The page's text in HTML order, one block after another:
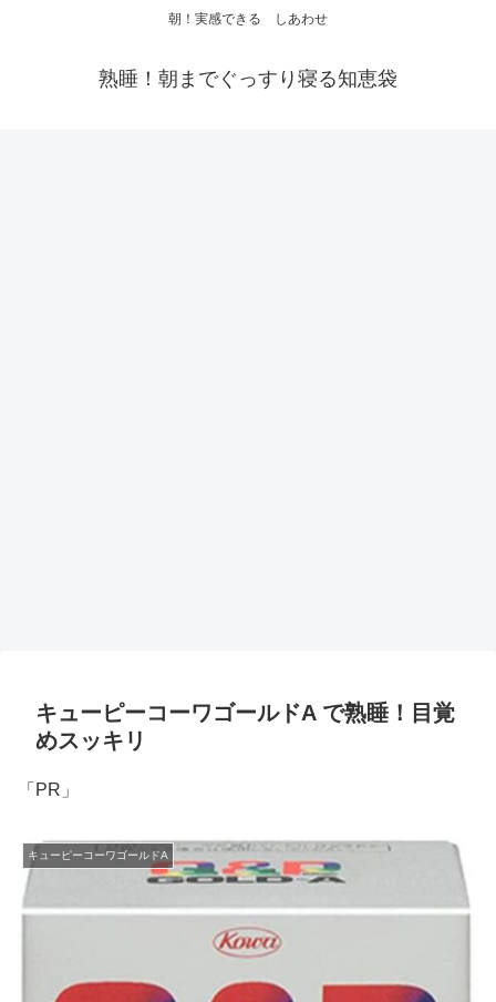
朝！実感できる しあわせ
熟睡！朝までぐっすり寝る知恵袋
キューピーコーワゴールドA で熟睡！目覚
めスッキリ
「PR」
キューピーコーワゴールドA